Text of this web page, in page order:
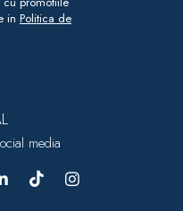
in Politica de
media